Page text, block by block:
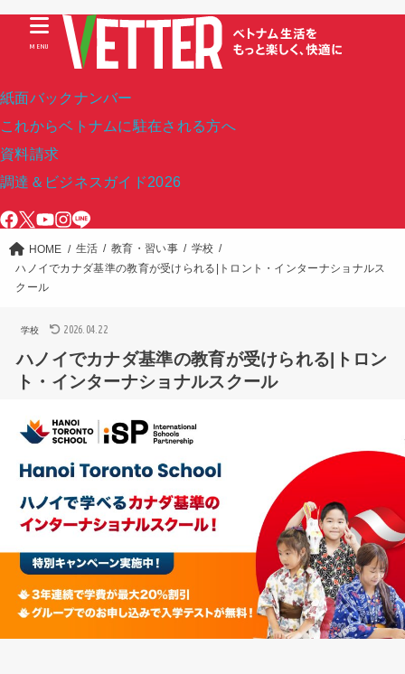
紙面バックナンバー
これからベトナムに駐在される方へ
資料請求
調達＆ビジネスガイド2026
MENU
HOME 生活 教育・習い事
学校
ハノイでカナダ基準の教育が受けられる|トロント・インターナショナルス
クール
学校 2026.04.22
ハノイでカナダ基準の教育が受けられる|トロン
ト・インターナショナルスクール